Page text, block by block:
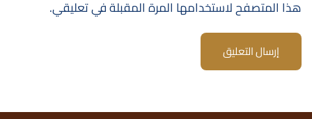
هذا المتصفح لاستخدامها المرة المقبلة في تعليقي.
إرسال التعليق